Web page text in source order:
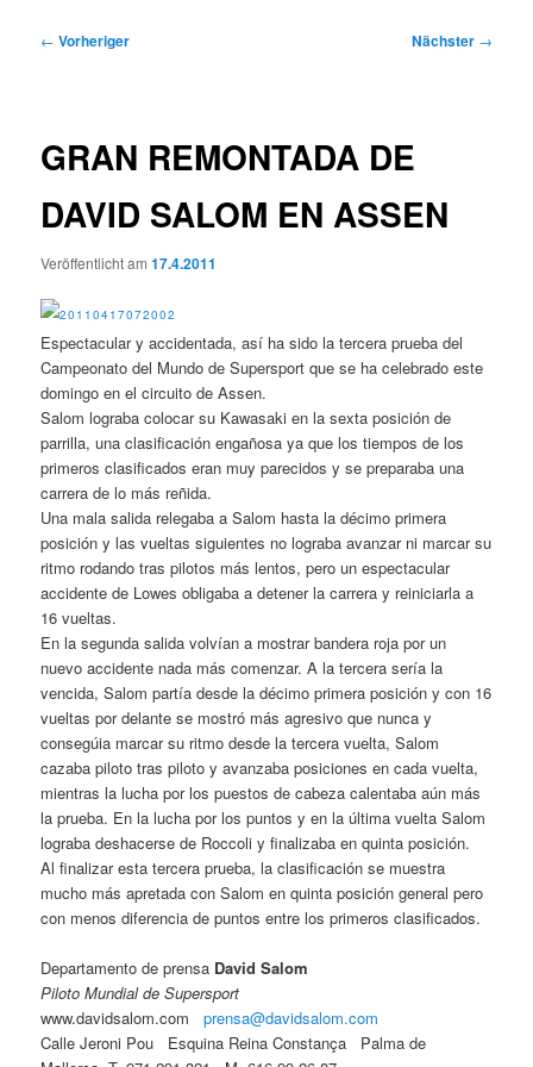
Beitragsnavigation
← Vorheriger Nächster →
GRAN REMONTADA DE
DAVID SALOM EN ASSEN
Veröffentlicht am17.4.2011
Espectacular y accidentada, así ha sido la tercera prueba del
Campeonato del Mundo de Supersport que se ha celebrado este
domingo en el circuito de Assen.
Salom lograba colocar su Kawasaki en la sexta posición de
parrilla, una clasificación engañosa ya que los tiempos de los
primeros clasificados eran muy parecidos y se preparaba una
carrera de lo más reñida.
Una mala salida relegaba a Salom hasta la décimo primera
posición y las vueltas siguientes no lograba avanzar ni marcar su
ritmo rodando tras pilotos más lentos, pero un espectacular
accidente de Lowes obligaba a detener la carrera y reiniciarla a
16 vueltas.
En la segunda salida volvían a mostrar bandera roja por un
nuevo accidente nada más comenzar. A la tercera sería la
vencida, Salom partía desde la décimo primera posición y con 16
vueltas por delante se mostró más agresivo que nunca y
consegúia marcar su ritmo desde la tercera vuelta, Salom
cazaba piloto tras piloto y avanzaba posiciones en cada vuelta,
mientras la lucha por los puestos de cabeza calentaba aún más
la prueba. En la lucha por los puntos y en la última vuelta Salom
lograba deshacerse de Roccoli y finalizaba en quinta posición.
Al finalizar esta tercera prueba, la clasificación se muestra
mucho más apretada con Salom en quinta posición general pero
con menos diferencia de puntos entre los primeros clasificados.
Departamento de prensa David Salom
Piloto Mundial de Supersport
www.davidsalom.comprensa@davidsalom.com
Calle Jeroni Pou Esquina Reina Constança Palma de